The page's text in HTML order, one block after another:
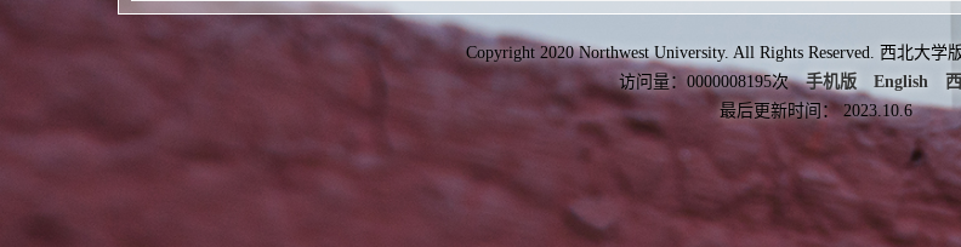
Copyright 2020 Northwest University. All Rights Reserved. 西北大学
访问量： 0000008195次 手机版 English
最后更新时间： 2023.10.6